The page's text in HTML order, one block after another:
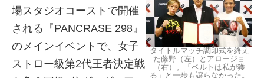
タイトルマッチ調印式を終え
た藤野（左）とアロージョ
（右）。「ベルトは私が獲
る」と一歩も譲らなかった。
場スタジオコーストで開催
される『PANCRASE 298』
のメインイベントで、女子
ストロー級第2代王者決定戦